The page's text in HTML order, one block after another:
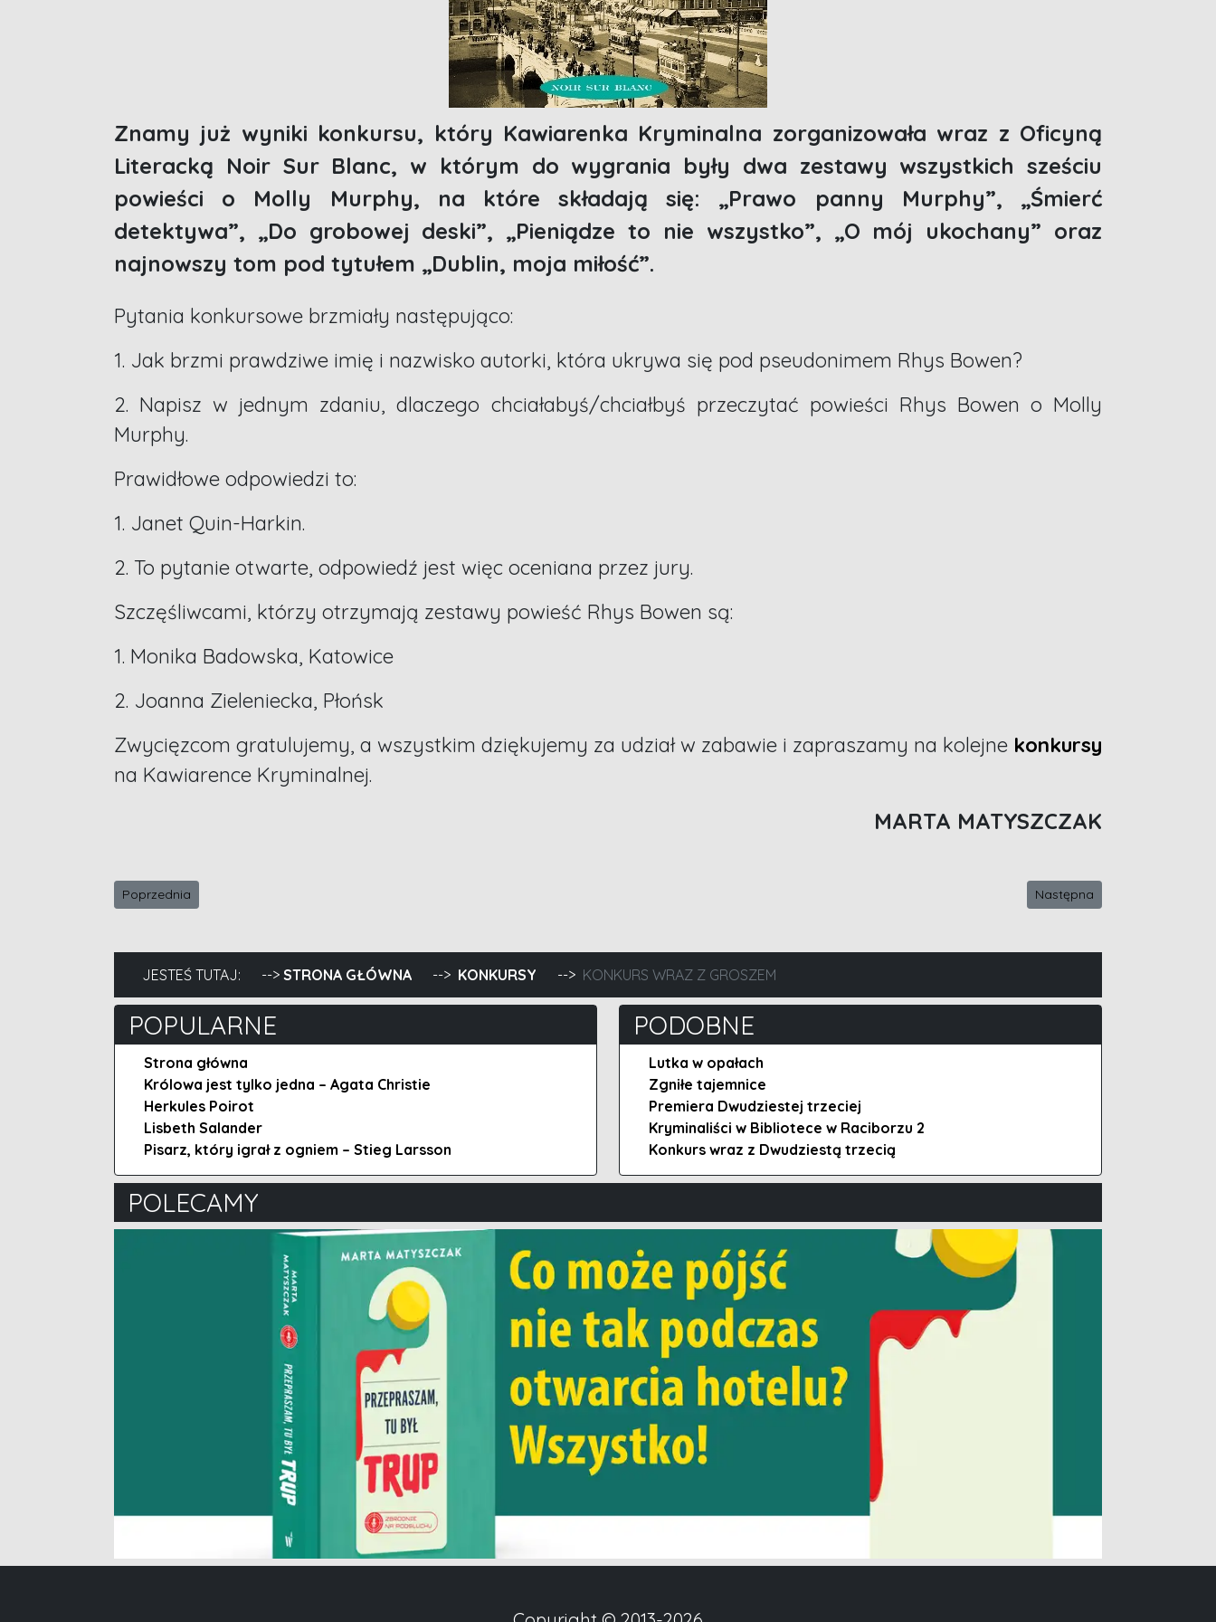
Znamy już wyniki konkursu, który Kawiarenka Kryminalna zorganizowała wraz z Oficyną
Literacką Noir Sur Blanc, w którym do wygrania były dwa zestawy wszystkich sześciu
powieści o Molly Murphy, na które składają się: „Prawo panny Murphy”, „Śmierć
detektywa”, „Do grobowej deski”, „Pieniądze to nie wszystko”, „O mój ukochany” oraz
najnowszy tom pod tytułem „Dublin, moja miłość”.
Pytania konkursowe brzmiały następująco:
1. Jak brzmi prawdziwe imię i nazwisko autorki, która ukrywa się pod pseudonimem Rhys Bowen?
2. Napisz w jednym zdaniu, dlaczego chciałabyś/chciałbyś przeczytać powieści Rhys Bowen o Molly
Murphy.
Prawidłowe odpowiedzi to:
1. Janet Quin-Harkin.
2. To pytanie otwarte, odpowiedź jest więc oceniana przez jury.
Szczęśliwcami, którzy otrzymają zestawy powieść Rhys Bowen są:
1. Monika Badowska, Katowice
2. Joanna Zieleniecka, Płońsk
Zwycięzcom gratulujemy, a wszystkim dziękujemy za udział w zabawie i zapraszamy na kolejne konkursy
na Kawiarence Kryminalnej.
MARTA MATYSZCZAK
Poprzednia strona: Zgarnij Zbrodnię nad urwiskiem
Poprzednia Następna strona: Wyniki
Następna
JESTEŚ TUTAJ: STRONA GŁÓWNA KONKURSY KONKURS WRAZ Z GROSZEM
POPULARNE
Strona główna
Królowa jest tylko jedna – Agata Christie
Herkules Poirot
Lisbeth Salander
Pisarz, który igrał z ogniem – Stieg Larsson
PODOBNE
Lutka w opałach
Zgniłe tajemnice
Premiera Dwudziestej trzeciej
Kryminaliści w Bibliotece w Raciborzu 2
Konkurs wraz z Dwudziestą trzecią
POLECAMY